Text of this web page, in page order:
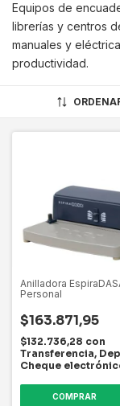
Equipos de
librerías y centros
manuales y
productividad.
Anilladora
Personal
$163.871,95
$132.736,28 con
Transferencia,
Cheque